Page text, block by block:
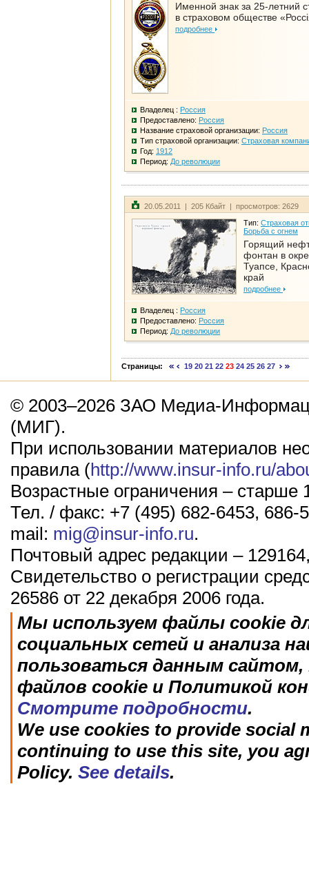
Именной знак за 25-летний
в страховом обществе
подробнее
Владелец : Россия
Предоставлено: Россия
Название страховой организации: Россия
Тип страховой организации: Страховая
Год: 1912
Период: До революции
20.05.2011 | 205 Кбайт | просмотров: 2629
Тип: Страховая
Борьба с огнем
Горящий
фонтан в
Туапсе,
край
подробнее
Владелец : Россия
Предоставлено: Россия
Период: До революции
Страницы: 19 20 21 22 23 24 25 26 27
© 2003–2026 ЗАО Медиа-
(МИГ).
При использовании материалов
правила (http://www.insur-info.ru/
Возрастные ограничения – старше
Тел. / факс: +7 (495) 682-6453, 686-
mail: mig@insur-info.ru.
Почтовый адрес редакции –
Свидетельство о регистрации
26586 от 22 декабря 2006 года.
Мы используем файлы cookie
социальных сетей и анализа
пользоваться данным
файлов cookie и Политикой
Смотрите подробности.
We use cookies to provide social
continuing to use this site, you
Policy. See details.